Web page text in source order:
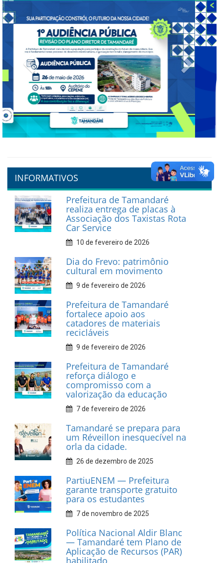
Previous Next
INFORMATIVOS
Prefeitura de Tamandaré
realiza entrega de placas à
Associação dos Taxistas Rota
Car Service
10 de fevereiro de 2026
Dia do Frevo: patrimônio
cultural em movimento
9 de fevereiro de 2026
Prefeitura de Tamandaré
fortalece apoio aos
catadores de materiais
recicláveis
9 de fevereiro de 2026
Prefeitura de Tamandaré
reforça diálogo e
compromisso com a
valorização da educação